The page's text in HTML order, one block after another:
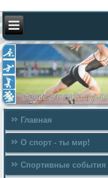
Главная
О спорт - ты мир!
Спортивные события